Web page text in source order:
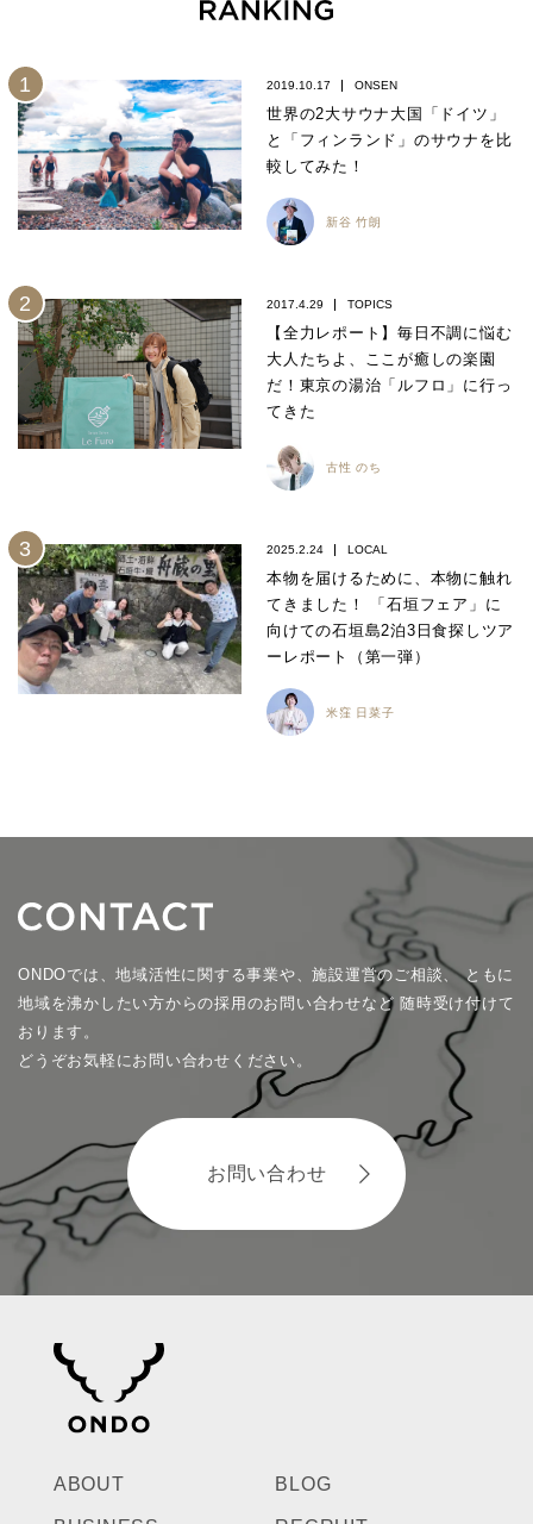
2019.10.17 ONSEN
世界の2大サウナ大国「ドイツ」
と「フィンランド」のサウナを比
較してみた！
新谷 竹朗
2017.4.29 TOPICS
【全力レポート】毎日不調に悩む
大人たちよ、ここが癒しの楽園
だ！東京の湯治「ルフロ」に行っ
てきた
古性 のち
2025.2.24 LOCAL
本物を届けるために、本物に触れ
てきました！ 「石垣フェア」に
向けての石垣島2泊3日食探しツア
ーレポート（第一弾）
米窪 日菜子
ONDOでは、地域活性に関する事業や、施設運営のご相談、ともに
地域を沸かしたい方からの採用のお問い合わせなど 随時受け付けて
おります。
どうぞお気軽にお問い合わせください。
お問い合わせ
ABOUT BLOG